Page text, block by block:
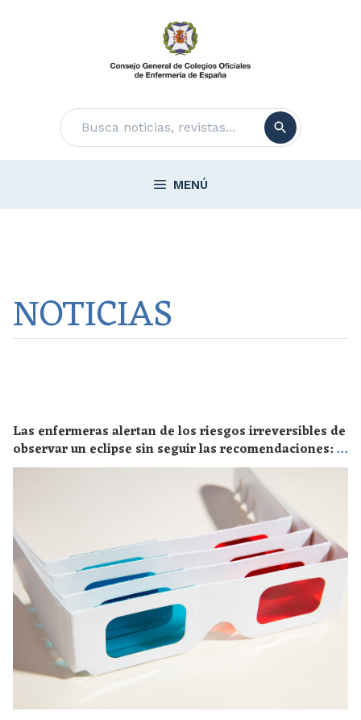
Buscar
MENÚ
NOTICIAS
Las enfermeras alertan de los riesgos irreversibles de
observar un eclipse sin seguir las recomendaciones: la
retinopatía solar es el mayor de los peligros